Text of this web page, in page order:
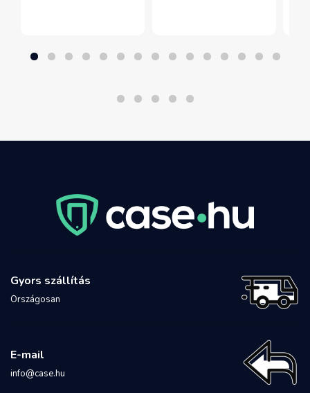
Gyors szállítás
Országosan
E-mail
info@case.hu